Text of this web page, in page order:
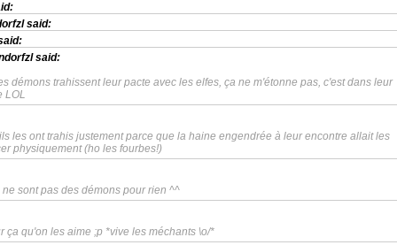
said:
said:
démons trahissent leur pacte avec les elfes, ça ne m'étonne pas, c'est dans leur
LOL
les ont trahis justement parce que la haine engendrée à leur encontre allait les
physiquement (ho les fourbes!)
ne sont pas des démons pour rien ^^
ça qu'on les aime ;p *vive les méchants \o/*